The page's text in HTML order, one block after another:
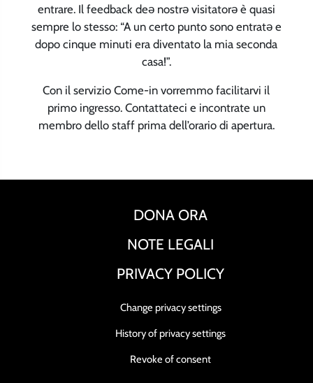
entrare. Il feedback deə nostrə visitatorə è quasi
sempre lo stesso: “A un certo punto sono entratə e
dopo cinque minuti era diventato la mia seconda
casa!”.
Con il servizio Come-in vorremmo facilitarvi il
primo ingresso. Contattateci e incontrate un
membro dello staff prima dell’orario di apertura.
DONA ORA
NOTE LEGALI
PRIVACY POLICY
Change privacy settings
History of privacy settings
Revoke of consent